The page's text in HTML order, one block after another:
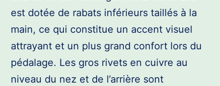
est dotée de rabats inférieurs taillés à la
main, ce qui constitue un accent visuel
attrayant et un plus grand confort lors du
pédalage. Les gros rivets en cuivre au
niveau du nez et de l’arrière sont